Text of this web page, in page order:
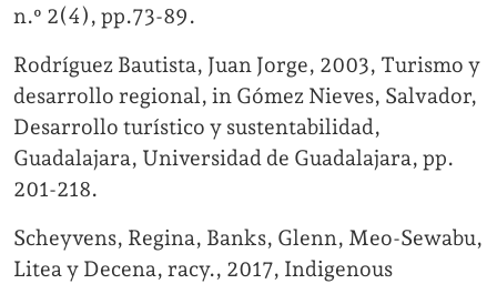
n.º 2(4), pp.73-89.
Rodríguez Bautista, Juan Jorge, 2003, Turismo y
desarrollo regional, in Gómez Nieves, Salvador,
Desarrollo turístico y sustentabilidad,
Guadalajara, Universidad de Guadalajara, pp.
201-218.
Scheyvens, Regina, Banks, Glenn, Meo-Sewabu,
Litea y Decena, racy., 2017, Indigenous